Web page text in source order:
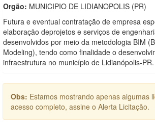
Orgão: MUNICIPIO DE LIDIANOPOLIS (PR)
Futura e eventual contratação de empresa
elaboração deprojetos e serviços de
desenvolvidos por meio da metodologia BIM
Modeling), tendo como finalidade o
infraestrutura no município de Lidianópolis-PR.
Obs: Estamos mostrando apenas algumas
acesso completo, assine o Alerta Licitação.